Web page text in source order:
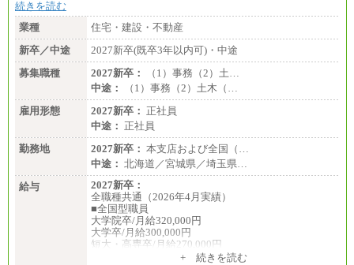
続きを読む
業種
住宅・建設・不動産
新卒／中途
2027新卒(既卒3年以内可)・中途
募集職種
2027新卒：
（1）事務（2）土…
中途：
（1）事務（2）土木（…
雇用形態
2027新卒： 正社員
中途： 正社員
勤務地
2027新卒： 本支店および全国（…
中途： 北海道／宮城県／埼玉県…
給与
2027新卒：
全職種共通（2026年4月実績）
■全国型職員
大学院卒/月給320,000円
大学卒/月給300,000円
短大・高専卒/月給270,000円
+ 続きを読む